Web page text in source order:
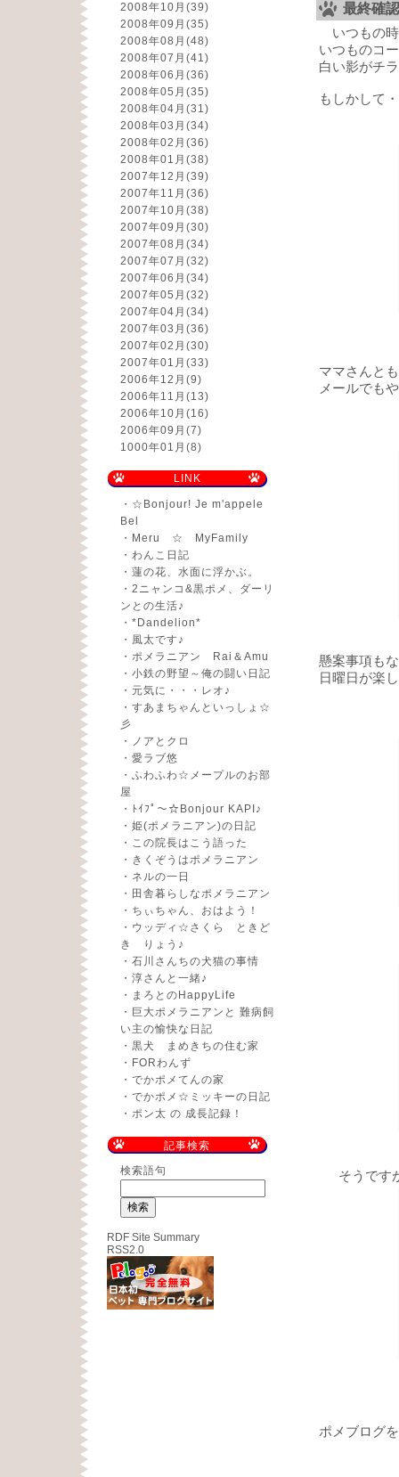
2008年10月 (39)
2008年09月 (35)
2008年08月 (48)
2008年07月 (41)
2008年06月 (36)
2008年05月 (35)
2008年04月 (31)
2008年03月 (34)
2008年02月 (36)
2008年01月 (38)
2007年12月 (39)
2007年11月 (36)
2007年10月 (38)
2007年09月 (30)
2007年08月 (34)
2007年07月 (32)
2007年06月 (34)
2007年05月 (32)
2007年04月 (34)
2007年03月 (36)
2007年02月 (30)
2007年01月 (33)
2006年12月 (9)
2006年11月 (13)
2006年10月 (16)
2006年09月 (7)
1000年01月 (8)
LINK
・ ☆Bonjour! Je m'appele
Bel
・ Meru ☆ MyFamily
・ わんこ日記
・ 蓮の花、水面に浮かぶ。
・ 2ニャンコ&黒ポメ、ダーリ
ンとの生活♪
・ *Dandelion*
・ 風太です♪
・ ポメラニアン Rai＆Amu
・ 小鉄の野望～俺の闘い日記
・ 元気に・・・レオ♪
・ すあまちゃんといっしょ☆
彡
・ ノアとクロ
・ 愛ラブ悠
・ ふわふわ☆メープルのお部
屋
・
ﾄｲﾌﾟ～☆Bonjour KAPI♪
・ 姫(ポメラニアン)の日記
・ この院長はこう語った
・ きくぞうはポメラニアン
・ ネルの一日
・ 田舎暮らしなポメラニアン
・ ちぃちゃん、おはよう！
・ ウッディ☆さくら ときど
き りょう♪
・ 石川さんちの犬猫の事情
・ 淳さんと一緒♪
・ まろとのHappyLife
・ 巨大ポメラニアンと 難病飼
い主の愉快な日記
・ 黒犬 まめきちの住む家
・ FORわんず
・ でかポメてんの家
・ でかポメ☆ミッキーの日記
・ ポン太 の 成長記録！
記事検索
検索語句
RDF Site Summary
RSS2.0
最終確
いつもの時
いつものコ
白い影がチ
もしかして
ママさんと
メールでも
懸案事項も
日曜日が楽
そうです
ポメブログ